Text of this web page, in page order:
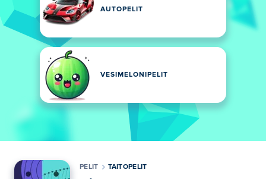
AUTOPELIT
VESIMELONIPELIT
PELIT TAITOPELIT